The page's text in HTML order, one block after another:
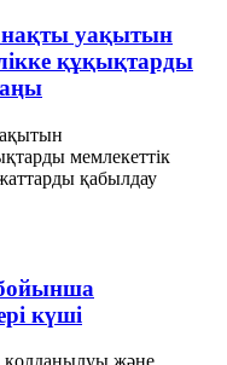
нақты уақытын
құқықтарды
мемлекеттік
қабылдау
күші